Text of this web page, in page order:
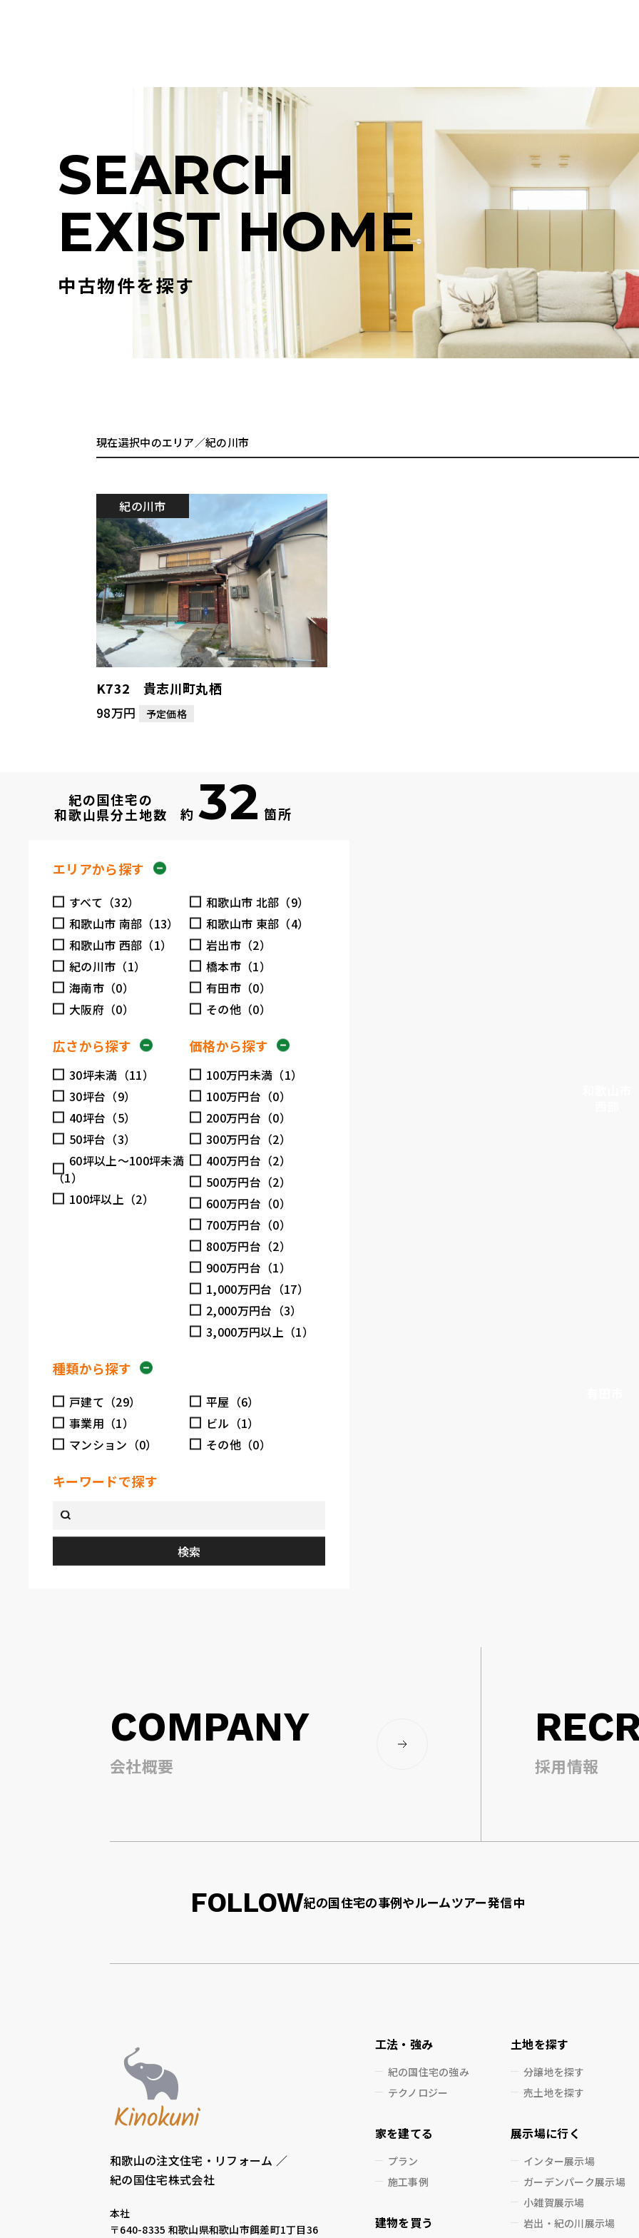
SEARCH
EXIST HOME
中古物件を探す
現在選択中のエリア／紀の川市
紀の川市
K732 貴志川町丸栖
98万円 予定価格
紀の国住宅の
和歌山県分土地数
約32 箇所
エリアから探す
すべて（32）
和歌山市 北部（9）
和歌山市 南部（13）
和歌山市 東部（4）
和歌山市 西部（1）
岩出市（2）
紀の川市（1）
橋本市（1）
海南市（0）
有田市（0）
大阪府（0）
その他（0）
広さから探す
30坪未満（11）
30坪台（9）
40坪台（5）
50坪台（3）
60坪以上～100坪未満
（1）
100坪以上（2）
価格から探す
100万円未満（1）
100万円台（0）
200万円台（0）
300万円台（2）
400万円台（2）
500万円台（2）
600万円台（0）
700万円台（0）
800万円台（2）
900万円台（1）
1,000万円台（17）
2,000万円台（3）
3,000万円以上（1）
種類から探す
戸建て（29）
平屋（6）
事業用（1）
ビル（1）
マンション（0）
その他（0）
キーワードで探す
COMPANY
会社概要 採用情報
FOLLOW紀の国住宅の事例やルームツアー発信中
工法・強み
紀の国住宅の強み
テクノロジー
家を建てる
プラン
施工事例
建物を買う
土地を探す
分譲地を探す
売土地を探す
展示場に行く
インター展示場
ガーデンパーク展示場
小雑賀展示場
岩出・紀の川展示場
和歌山の注文住宅・リフォーム ／
紀の国住宅株式会社
本社
〒640-8335 和歌山県和歌山市餌差町1丁目36